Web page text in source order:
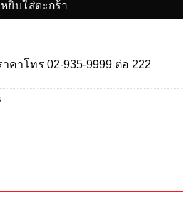
หยิบใส่ตะกร้า
าคาโทร 02-935-9999 ต่อ 222